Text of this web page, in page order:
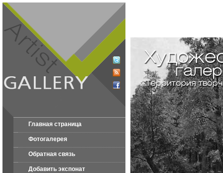
Главная страница
Фотогалерея
Обратная связь
Добавить экспонат